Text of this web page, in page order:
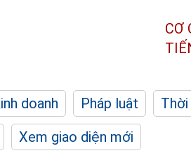
CƠ
doanh Pháp luật
Xem giao diện mới